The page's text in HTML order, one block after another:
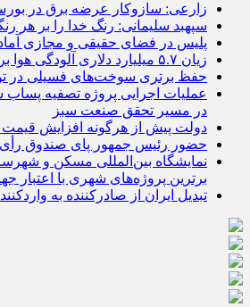
زارعی: سازوکار عرضه برق در
سپهبد سلیمانی: رنگ خدا را بر هر
پلیس در فضای حقیقی و مجازی
زیان ۵.۷ میلیارد دلاری آلودگی هوا بر سلامت جامعه
حفظ برتری سوخت‌های فسیلی در
عملیات اجرایی پروژه تصفیه پساب
در مسیر تحقق صنعت سبز
دولت پیش از هرگونه افزایش قیمت
حضور رئیس جمهور پای صندوق رأی
نمایشگاه بین‌المللی مسکن و
برترین پروژه‌های شهری با اعتبار
تبدیل ایران از صادرکننده به